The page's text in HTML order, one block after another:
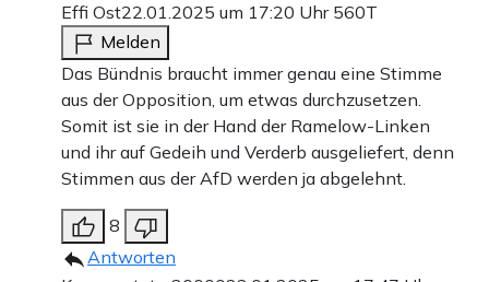
Effi Ost22.01.2025 um 17:20 Uhr 560T
Melden
Das Bündnis braucht immer genau eine Stimme
aus der Opposition, um etwas durchzusetzen.
Somit ist sie in der Hand der Ramelow-Linken
und ihr auf Gedeih und Verderb ausgeliefert, denn
Stimmen aus der AfD werden ja abgelehnt.
8
Antworten